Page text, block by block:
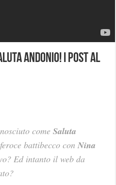
Andonio! I post al
comeSaluta
battibecco conNina
Ed intanto il web da